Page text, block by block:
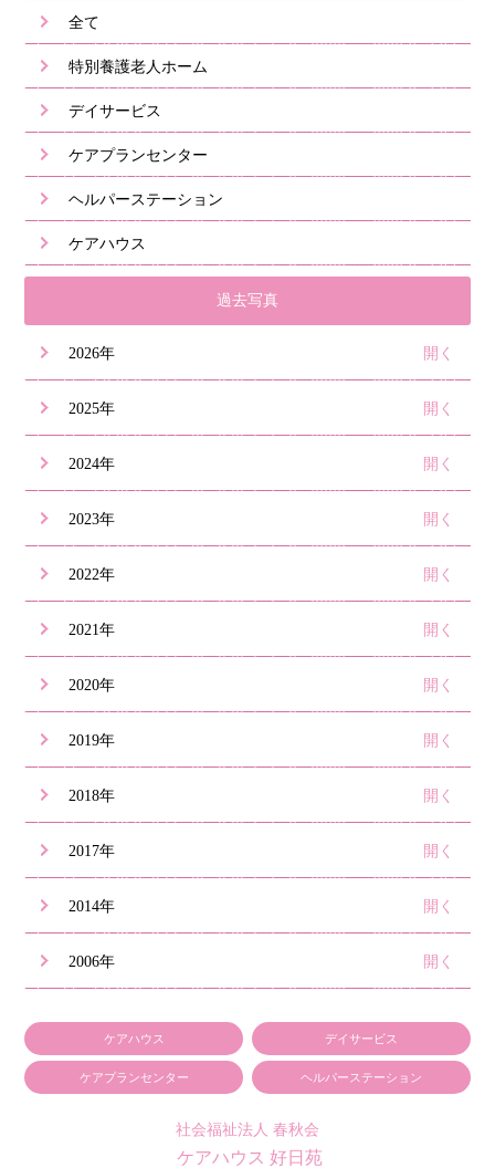
全て
特別養護老人ホーム
デイサービス
ケアプランセンター
ヘルパーステーション
ケアハウス
過去写真
2026年
2025年
2024年
2023年
2022年
2021年
2020年
2019年
2018年
2017年
2014年
2006年
ケアハウス デイサービス
ケアプランセンター ヘルパーステーション
社会福祉法人 春秋会
ケアハウス 好日苑